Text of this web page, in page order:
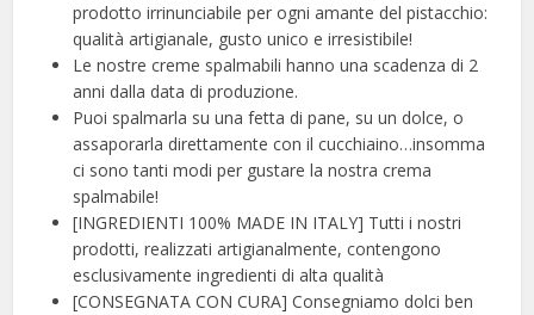
prodotto irrinunciabile per ogni amante del pistacchio:
qualità artigianale, gusto unico e irresistibile!
Le nostre creme spalmabili hanno una scadenza di 2
anni dalla data di produzione.
Puoi spalmarla su una fetta di pane, su un dolce, o
assaporarla direttamente con il cucchiaino…insomma
ci sono tanti modi per gustare la nostra crema
spalmabile!
[INGREDIENTI 100% MADE IN ITALY] Tutti i nostri
prodotti, realizzati artigianalmente, contengono
esclusivamente ingredienti di alta qualità
[CONSEGNATA CON CURA] Consegniamo dolci ben